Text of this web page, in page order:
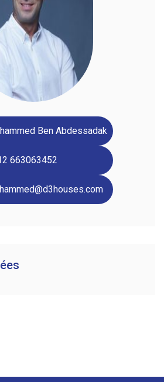
Ben Abdessadak
663063452